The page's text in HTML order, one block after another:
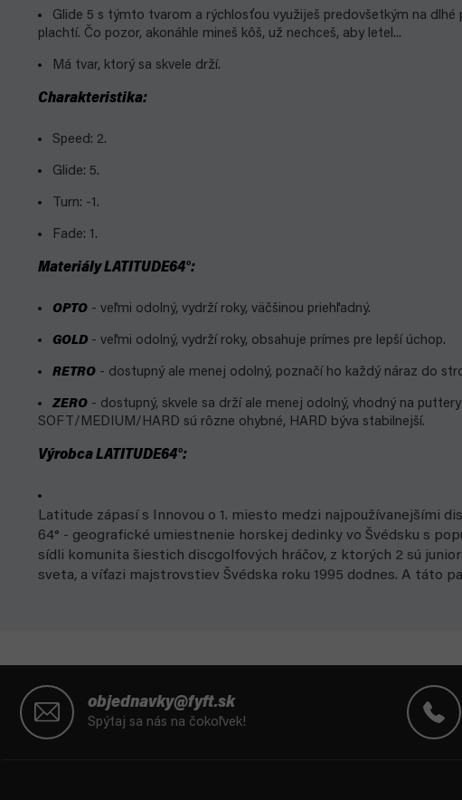
Glide 5 s týmto tvarom a rýchlosťou využiješ predovšetkým na
plachtí. Čo pozor, akonáhle mineš kôš, už nechceš, aby letel...
Má tvar, ktorý sa skvele drží.
Charakteristika:
Speed: 2.
Glide: 5.
Turn: -1.
Fade: 1.
Materiály LATITUDE64°:
OPTO - veľmi odolný, vydrží roky, väčšinou priehľadný.
GOLD - veľmi odolný, vydrží roky, obsahuje prímes pre lepší úchop.
RETRO - dostupný ale menej odolný, poznačí ho každý náraz do
ZERO - dostupný, skvele sa drží ale menej odolný, vhodný na
SOFT/MEDIUM/HARD sú rôzne ohybné, HARD býva stabilnejší.
Výrobca LATITUDE64°:
Latitude zápasí s Innovou o 1. miesto medzi najpoužívanejšími
64° - geografické umiestnenie horskej dedinky vo Švédsku s
sídli komunita šiestich discgolfových hráčov, z ktorých 2 sú
sveta, a víťazi majstrovstiev Švédska roku 1995 dodnes. A táto
objednavky@fyft.sk
Spýtaj sa nás na čokoľvek!